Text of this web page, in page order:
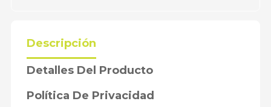
Descripción
Detalles Del Producto
Política De Privacidad